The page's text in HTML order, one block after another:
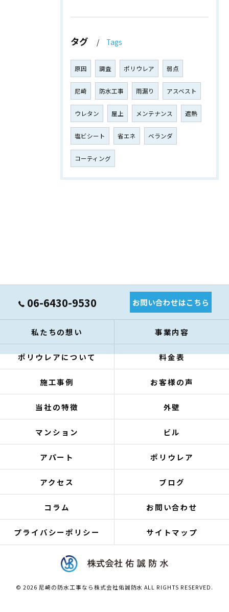
タグ Tags
原因 調査 ポリウレア 弱点
尼崎 防水工事 雨漏り アスベスト
ウレタン 屋上 メンテナンス 遮熱
塩ビシート 省エネ ベランダ
コーティング
06-6430-9530 お問い合わせはこちら
私たちの想い 事業内容
ポリウレアについて 料金表
施工事例 お客様の声
当社の特徴 外壁
マンション ビル
アパート ポリウレア
アクセス ブログ
コラム お問い合わせ
プライバシーポリシー サイトマップ
© 2026 尼崎の防水工事なら株式会社佑誠防水 ALL RIGHTS RESERVED.